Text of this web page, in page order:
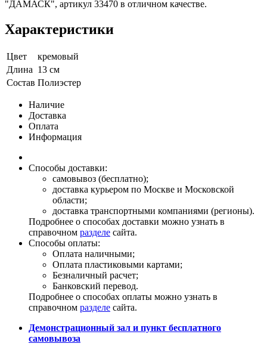
"ДАМАСК", артикул 33470 в отличном качестве.
Характеристики
Цвет
кремовый
Длина 13 см
Состав Полиэстер
Наличие
Доставка
Оплата
Информация
Способы доставки:
самовывоз (бесплатно);
доставка курьером по Москве и Московской
области;
доставка транспортными компаниями (регионы).
Подробнее о способах доставки можно узнать в
справочном разделе сайта.
Способы оплаты:
Оплата наличными;
Оплата пластиковыми картами;
Безналичный расчет;
Банковский перевод.
Подробнее о способах оплаты можно узнать в
справочном разделе сайта.
Демонстрационный зал и пункт бесплатного
самовывоза